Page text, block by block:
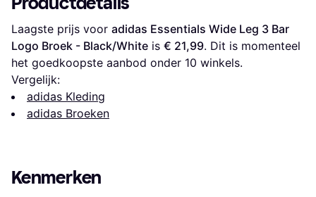
Laagste prijs voor adidas Essentials Wide Leg 3 Bar
Logo Broek - Black/White is € 21,99. Dit is momenteel
het goedkoopste aanbod onder 10 winkels.
Vergelijk:
adidas Kleding
adidas Broeken
Kenmerken